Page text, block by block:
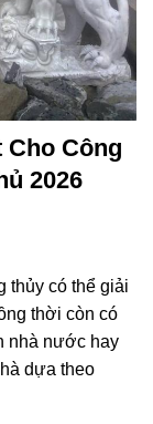
Công
2026
thủy có thể giải
thời còn có
nhà nước hay
dựa theo